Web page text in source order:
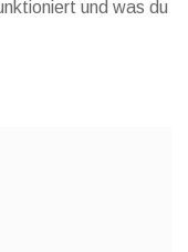
und was du